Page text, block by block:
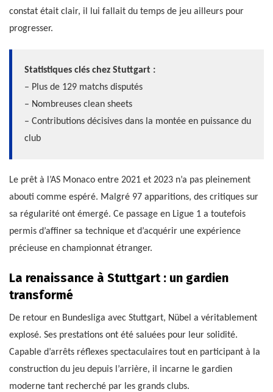
constat était clair, il lui fallait du temps de jeu ailleurs pour
progresser.
Statistiques clés chez Stuttgart :
– Plus de 129 matchs disputés
– Nombreuses clean sheets
– Contributions décisives dans la montée en puissance du
club
Le prêt à l’AS Monaco entre 2021 et 2023 n’a pas pleinement
abouti comme espéré. Malgré 97 apparitions, des critiques sur
sa régularité ont émergé. Ce passage en Ligue 1 a toutefois
permis d’affiner sa technique et d’acquérir une expérience
précieuse en championnat étranger.
La renaissance à Stuttgart : un gardien
transformé
De retour en Bundesliga avec Stuttgart, Nübel a véritablement
explosé. Ses prestations ont été saluées pour leur solidité.
Capable d’arrêts réflexes spectaculaires tout en participant à la
construction du jeu depuis l’arrière, il incarne le gardien
moderne tant recherché par les grands clubs.